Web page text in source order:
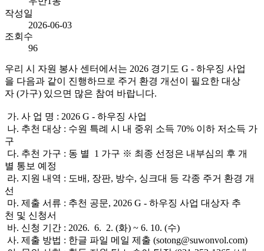
작성일
2026-06-03
조회수
96
우리 시 자원 봉사 센터에서는 2026 경기도 G - 하우징 사업
을 다음과 같이 진행하므로 주거 환경 개선이 필요한 대상
자 (가구) 있으면 많은 참여 바랍니다.
가. 사 업 명 : 2026 G - 하우징 사업
나. 추천 대상 : 수원 특례 시 내 중위 소득 70% 이하 저소득 가
구
다. 추천 가구 : 동 별 1 가구 ※ 최종 선정은 내부심의 후 개
별 통보 예정
라. 지원 내역 : 도배, 장판, 방수, 싱크대 등 각종 주거 환경 개
선
마. 제출 서류 : 추천 공문, 2026 G - 하우징 사업 대상자 추
천 및 신청서
바. 신청 기간 : 2026. 6. 2. (화) ~ 6. 10. (수)
사. 제출 방법 : 한글 파일 메일 제출 (sotong@suwonvol.com)